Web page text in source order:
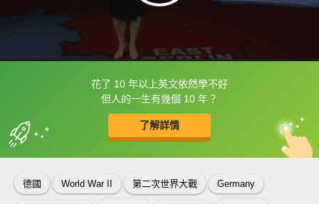
花了 10 年以上英文依然學不好
但人的一生有幾個 10 年？
了解詳情
框選或點兩下字幕可以直接查字典喔！
收錄佳句 中
英
德國 World War II 第二次世界大戰 Germany